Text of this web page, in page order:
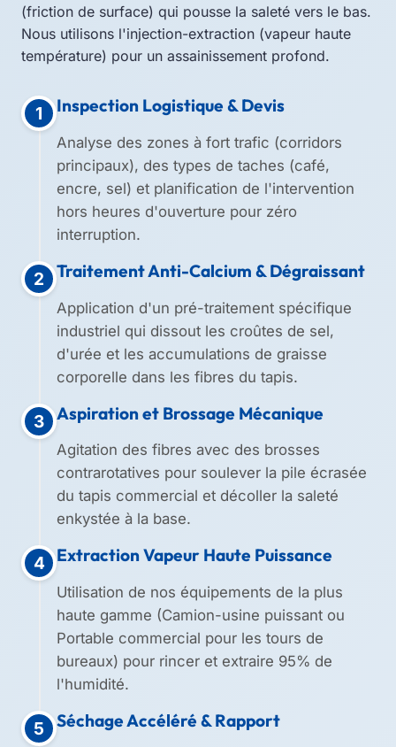
(friction de surface) qui pousse la saleté vers le bas.
Nous utilisons l'injection-extraction (vapeur haute
température) pour un assainissement profond.
1 Inspection Logistique & Devis
Analyse des zones à fort trafic (corridors
principaux), des types de taches (café,
encre, sel) et planification de l'intervention
hors heures d'ouverture pour zéro
interruption.
2 Traitement Anti-Calcium & Dégraissant
Application d'un pré-traitement spécifique
industriel qui dissout les croûtes de sel,
d'urée et les accumulations de graisse
corporelle dans les fibres du tapis.
3 Aspiration et Brossage Mécanique
Agitation des fibres avec des brosses
contrarotatives pour soulever la pile écrasée
du tapis commercial et décoller la saleté
enkystée à la base.
4 Extraction Vapeur Haute Puissance
Utilisation de nos équipements de la plus
haute gamme (Camion-usine puissant ou
Portable commercial pour les tours de
bureaux) pour rincer et extraire 95% de
l'humidité.
5 Séchage Accéléré & Rapport